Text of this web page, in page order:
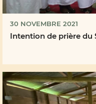
30 NOVEMBRE 2021
Intention de prière du